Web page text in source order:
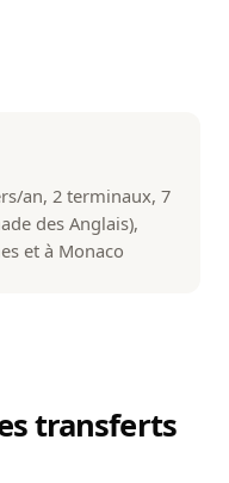
an, 2 terminaux, 7
des Anglais),
et à Monaco
transferts